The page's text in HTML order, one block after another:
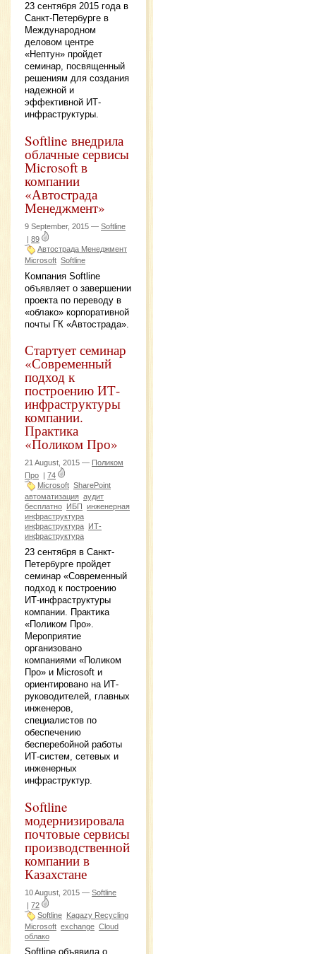
23 сентября 2015 года в
Санкт-Петербурге в
Международном
деловом центре
«Нептун» пройдет
семинар, посвященный
решениям для создания
надежной и
эффективной ИТ-
инфраструктуры.
Softline внедрила
облачные сервисы
Microsoft в
компании
«Автострада
Менеджмент»
9 September, 2015 — Softline
| 89
Автострада Менеджмент
Microsoft Softline
Компания Softline
объявляет о завершении
проекта по переводу в
«облако» корпоративной
почты ГК «Автострада».
Стартует семинар
«Современный
подход к
построению ИТ-
инфраструктуры
компании.
Практика
«Поликом Про»
21 August, 2015 — Поликом
Про
74
Microsoft SharePoint
автоматизация аудит
бесплатно
ИБП
инженерная
инфраструктура
инфраструктура
ИТ-
инфраструктура
23 сентября в Санкт-
Петербурге пройдет
семинар «Современный
подход к построению
ИТ-инфраструктуры
компании. Практика
«Поликом Про».
Мероприятие
организовано
компаниями «Поликом
Про» и Microsoft и
ориентировано на ИТ-
руководителей, главных
инженеров,
специалистов по
обеспечению
бесперебойной работы
ИТ-систем, сетевых и
инженерных
инфраструктур.
Softline
модернизировала
почтовые сервисы
производственной
компании в
Казахстане
10 August, 2015 — Softline
| 72
Softline Kagazy Recycling
Microsoft exchange Cloud
облако
Softline объявила о